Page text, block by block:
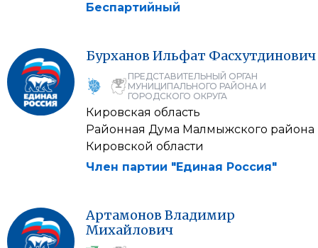
Беспартийный
Бурханов Ильфат Фасхутдинович
ПРЕДСТАВИТЕЛЬНЫЙ ОРГАН
МУНИЦИПАЛЬНОГО РАЙОНА И
ГОРОДСКОГО ОКРУГА
Кировская область
Районная Дума Малмыжского района
Кировской области
Член партии "Единая Россия"
Артамонов Владимир
Михайлович